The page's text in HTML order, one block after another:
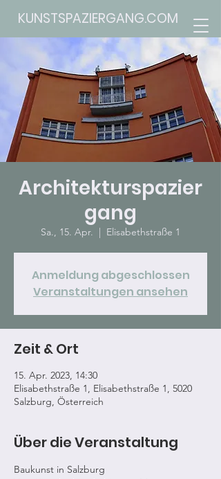
KUNSTSPAZIERGANG.COM
Architekturspazier
gang
Sa., 15. Apr.
  |
Elisabethstraße 1
Anmeldung abgeschlossen
Veranstaltungen ansehen
Zeit & Ort
15. Apr. 2023, 14:30
Elisabethstraße 1, Elisabethstraße 1, 5020
Salzburg, Österreich
Über die Veranstaltung
Baukunst in Salzburg